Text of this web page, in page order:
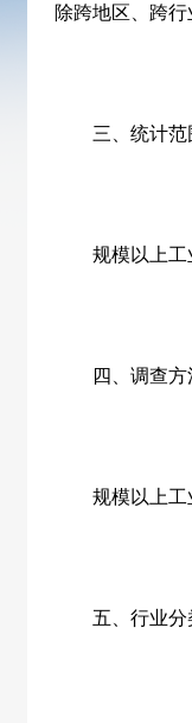
除跨地区、跨行
三、统计范
规模以上工业
四、调查方
规模以上工业
五、行业分